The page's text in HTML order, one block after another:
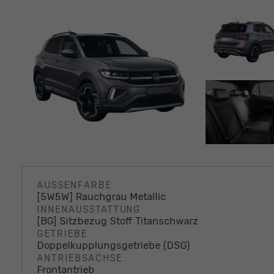
AUSSENFARBE
[5W5W] Rauchgrau Metallic
INNENAUSSTATTUNG
[BG] Sitzbezug Stoff Titanschwarz
GETRIEBE
Doppelkupplungsgetriebe (DSG)
ANTRIEBSACHSE
Frontantrieb